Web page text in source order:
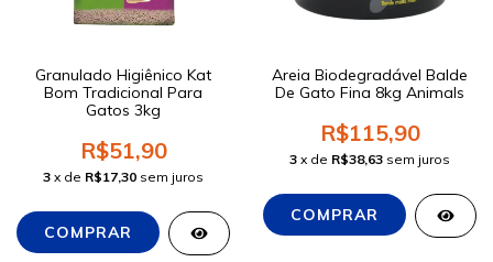
Granulado Higiênico Kat
Bom Tradicional Para
Gatos 3kg
R$51,90
3 x de R$17,30 sem juros
Areia Biodegradável Balde
De Gato Fina 8kg Animals
R$115,90
3 x de R$38,63 sem juros